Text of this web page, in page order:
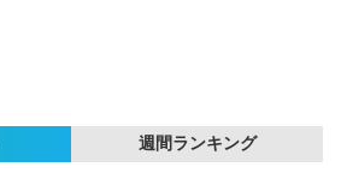
週間ランキング